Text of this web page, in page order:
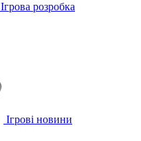
Ігрова розробка
Ігрові новини